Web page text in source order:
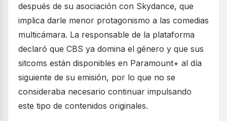
después de su asociación con Skydance, que
implica darle menor protagonismo a las comedias
multicámara. La responsable de la plataforma
declaró que CBS ya domina el género y que sus
sitcoms están disponibles en Paramount+ al día
siguiente de su emisión, por lo que no se
consideraba necesario continuar impulsando
este tipo de contenidos originales.